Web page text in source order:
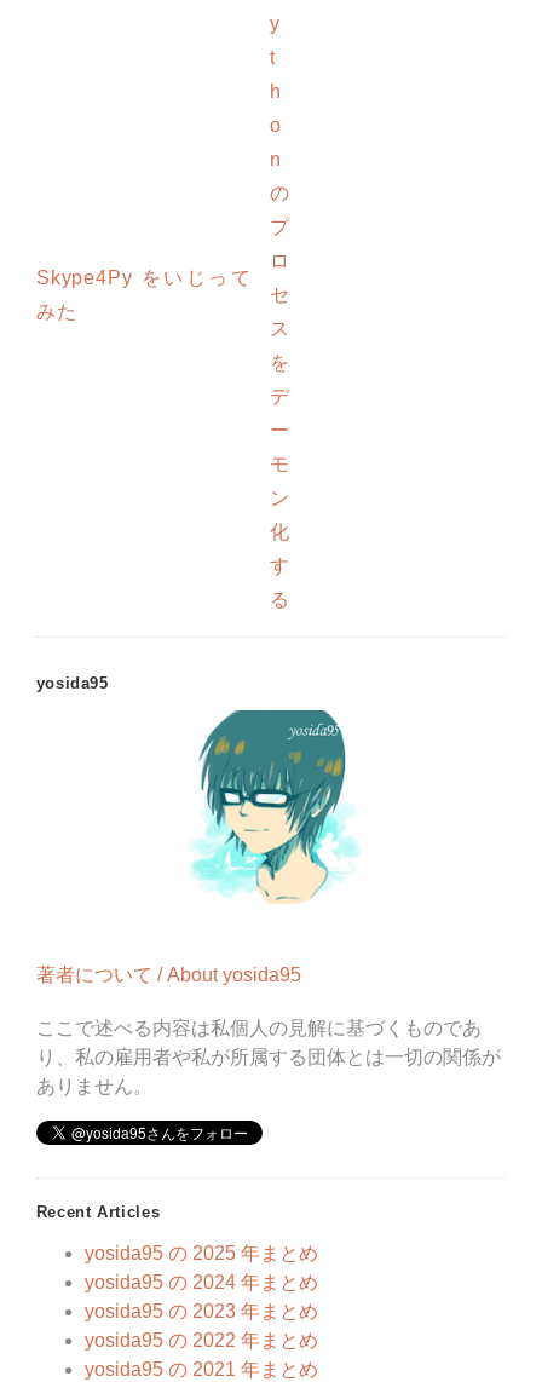
Skype4Py をいじって
みた
y
t
h
o
n
の
プ
ロ
セ
ス
を
デ
ー
モ
ン
化
す
る
yosida95
著者について / About yosida95
ここで述べる内容は私個人の見解に基づくものであ
り、私の雇用者や私が所属する団体とは一切の関係が
ありません。
Recent Articles
yosida95 の 2025 年まとめ
yosida95 の 2024 年まとめ
yosida95 の 2023 年まとめ
yosida95 の 2022 年まとめ
yosida95 の 2021 年まとめ